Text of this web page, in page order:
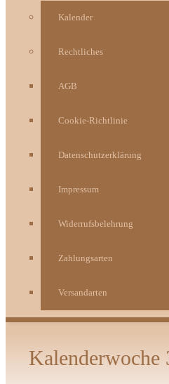
Kalender
Rechtliches
AGB
Cookie-Richtlinie
Datenschutzerklärung
Impressum
Widerrufsbelehrung
Zahlungsarten
Versandarten
Kalenderwoche